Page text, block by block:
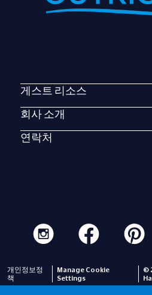
게스트 리소스
회사 소개
연락처
개인정보정
책
Manage Cookie
Settings
©